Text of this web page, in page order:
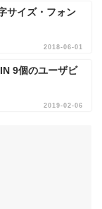
サイズ・フォン
2018-06-01
9個のユーザビ
2019-02-06